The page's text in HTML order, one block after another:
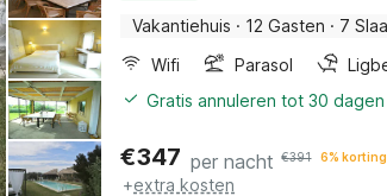
Vakantiehuis · 12 Gasten · 7
Wifi
Parasol
Gratis annuleren tot 30
€347 per nacht €391 6% korting
+extra kosten